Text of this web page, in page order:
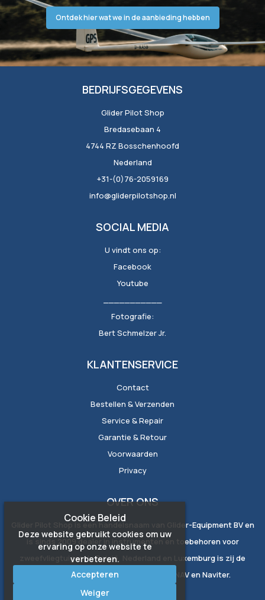
Ontdek hier wat we in de aanbieding hebben
BEDRIJFSGEGEVENS
Glider Pilot Shop
Bredasebaan 4
4744 RZ Bosschenhoofd
Nederland
+31-(0)76-2059169
info@gliderpilotshop.nl
SOCIAL MEDIA
U vindt ons op:
Facebook
Youtube
Fotografie:
Bert Schmelzer Jr.
KLANTENSERVICE
Contact
Bestellen & Verzenden
Service & Repair
Garantie & Retour
Voorwaarden
Privacy
OVER ONS
Glider Pilot Shop is een handelsnaam van Glider-Equipment BV en
is sinds 2009 dealer in instrumenten en toebehoren voor
zweefvliegtuigen. In België, Nederland en Luxemburg is zij de
exclusieve vertegenwoordiger van LXNAV en Naviter.
Cookie Beleid
Deze website gebruikt cookies om uw
ervaring op onze website te
verbeteren.
Accepteren
Weiger